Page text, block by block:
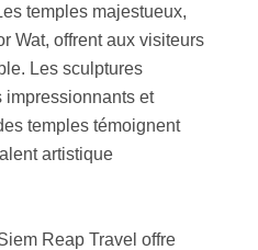
temples majestueux,
Wat, offrent aux visiteurs
Les sculptures
et
temples témoignent
artistique
Reap Travel offre